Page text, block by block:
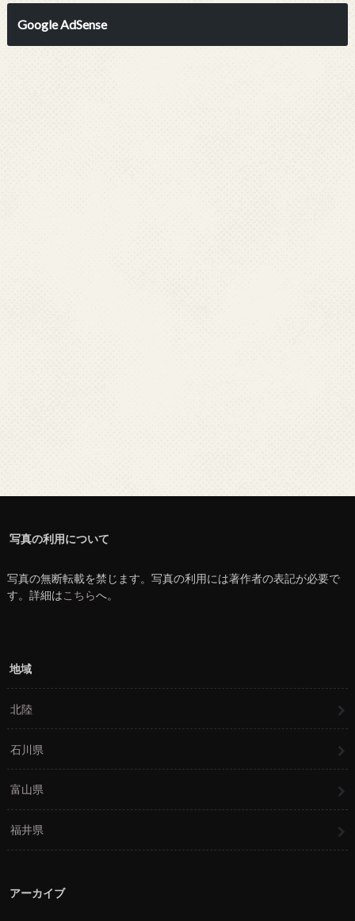
Google AdSense
写真の利用について
写真の無断転載を禁じます。写真の利用には著作者の表記が必要で
す。詳細はこちらへ。
地域
北陸
石川県
富山県
福井県
アーカイブ